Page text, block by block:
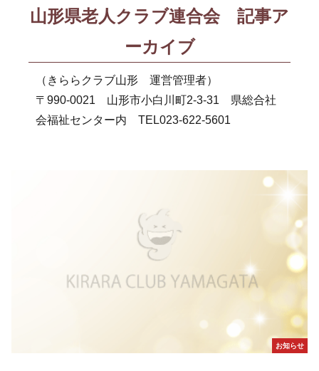
山形県老人クラブ連合会 記事ア
ーカイブ
（きららクラブ山形 運営管理者）
〒990-0021 山形市小白川町2-3-31 県総合社
会福祉センター内 TEL023-622-5601
お知らせ